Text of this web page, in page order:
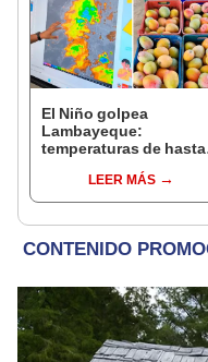
El Niño golpea
Lambayeque:
temperaturas de hasta
producción de mango y
palta
LEER MÁS